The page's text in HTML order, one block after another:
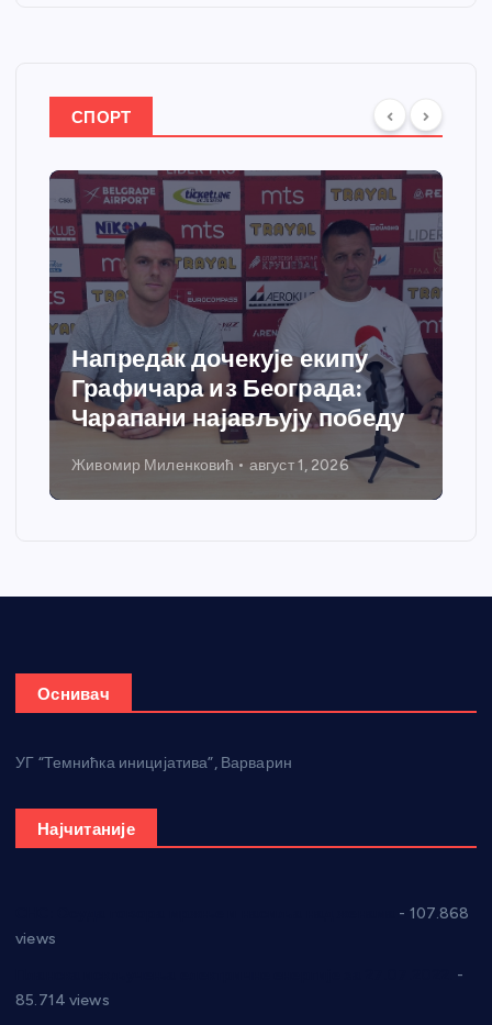
СПОРТ
Спортски центар “Ћићевац”
добија савремени систем
грејања
Никола Петровић јул 31, 2026
Оснивач
УГ “Темнићка иницијатива”, Варварин
Најчитаније
- 107.868
views
-
85.714 views